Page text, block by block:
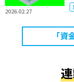
2026.02.27
「資